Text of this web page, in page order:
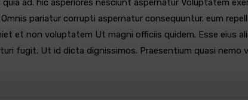
ad. hic asperiores nesciunt aspernatur Voluptatem
pariatur corrupti aspernatur consequuntur. eum
et non voluptatem Ut magni officiis quidem. Esse eius
fugit. Ut id dicta dignissimos. Praesentium quasi